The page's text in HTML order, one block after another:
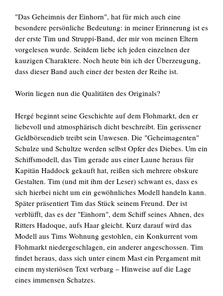
"Das Geheimnis der Einhorn", hat für mich auch eine
besondere persönliche Bedeutung: in meiner Erinnerung ist es
der erste Tim und Struppi-Band, der mir von meinen Eltern
vorgelesen wurde. Seitdem liebe ich jeden einzelnen der
kauzigen Charaktere. Noch heute bin ich der Überzeugung,
dass dieser Band auch einer der besten der Reihe ist.
Worin liegen nun die Qualitäten des Originals?
Hergé beginnt seine Geschichte auf dem Flohmarkt, den er
liebevoll und atmosphärisch dicht beschreibt. Ein gerissener
Geldbörsendieb treibt sein Unwesen. Die "Geheimagenten"
Schulze und Schultze werden selbst Opfer des Diebes. Um ein
Schiffsmodell, das Tim gerade aus einer Laune heraus für
Kapitän Haddock gekauft hat, reißen sich mehrere obskure
Gestalten. Tim (und mit ihm der Leser) schwant es, dass es
sich hierbei nicht um ein gewöhnliches Modell handeln kann.
Später präsentiert Tim das Stück seinem Freund. Der ist
verblüfft, das es der "Einhorn", dem Schiff seines Ahnen, des
Ritters Hadoque, aufs Haar gleicht. Kurz darauf wird das
Modell aus Tims Wohnung gestohlen, ein Konkurrent vom
Flohmarkt niedergeschlagen, ein anderer angeschossen. Tim
findet heraus, dass sich unter einem Mast ein Pergament mit
einem mysteriösen Text verbarg – Hinweise auf die Lage
eines immensen Schatzes.